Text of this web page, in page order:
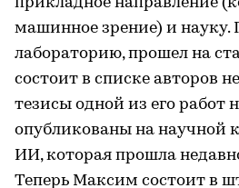
машинное зрение) и науку.
лабораторию, прошел на
состоит в списке авторов
тезисы одной из его работ
опубликованы на научной
ИИ, которая прошла
Теперь Максим состоит в